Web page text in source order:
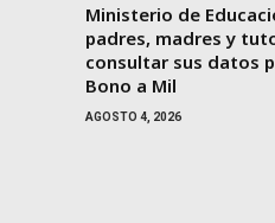
Ministerio de
padres, madres y
consultar sus datos
Bono a Mil
AGOSTO 4, 2026